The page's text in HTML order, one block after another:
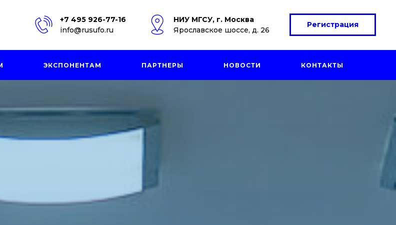
+7 495 926-77-16
info@rusufo.ru
НИУ МГСУ, г. Москва
Ярославское шоссе, д. 26
Регистрация
ЭКСПОНЕНТАМ ПАРТНЕРЫ НОВОСТИ КОНТАКТЫ